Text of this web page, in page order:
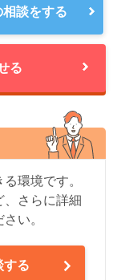
談をする
る
環境です。
、さらに詳細
い。
する